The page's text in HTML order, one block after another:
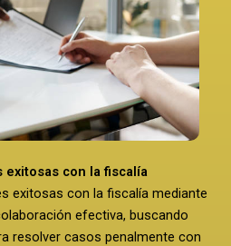
exitosas con la fiscalía
exitosas con la fiscalía mediante
efectiva, buscando
resolver casos penalmente con